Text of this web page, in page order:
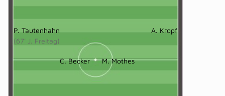
P. Tautenhahn
(67' J. Freitag)
A. Kropf
C. Becker M. Mothes